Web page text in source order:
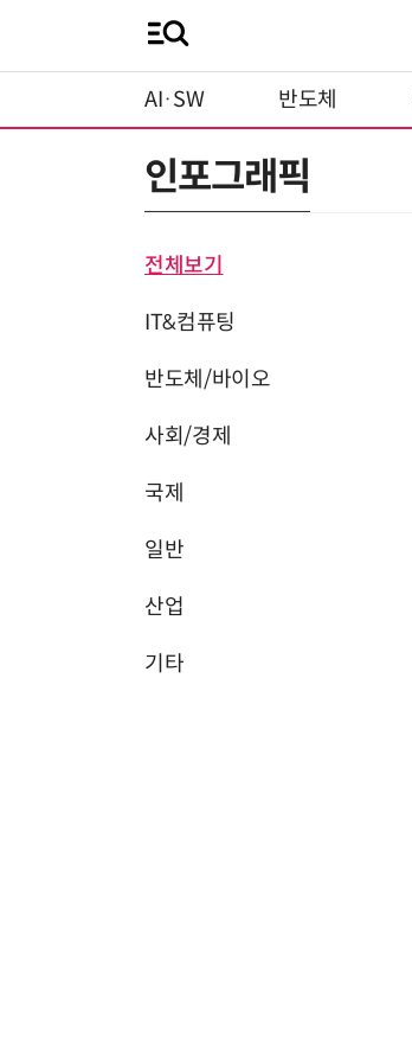
AI·SW 반도체
인포그래픽
전체보기
IT&컴퓨팅
반도체/바이오
사회/경제
국제
일반
산업
기타